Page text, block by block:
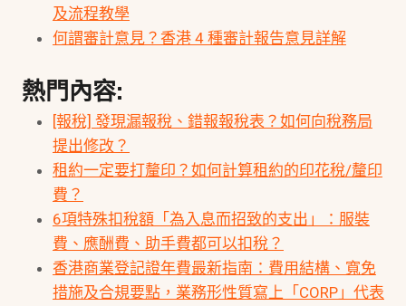
及流程教學
何謂審計意見？香港 4 種審計報告意見詳解
熱門內容:
[報稅] 發現漏報稅、錯報報稅表？如何向稅務局
提出修改？
租約一定要打釐印？如何計算租約的印花稅/釐印
費？
6項特殊扣稅額「為入息而招致的支出」：服裝
費、應酬費、助手費都可以扣稅？
香港商業登記證年費最新指南：費用結構、寬免
措施及合規要點，業務形性質寫上「CORP」代表